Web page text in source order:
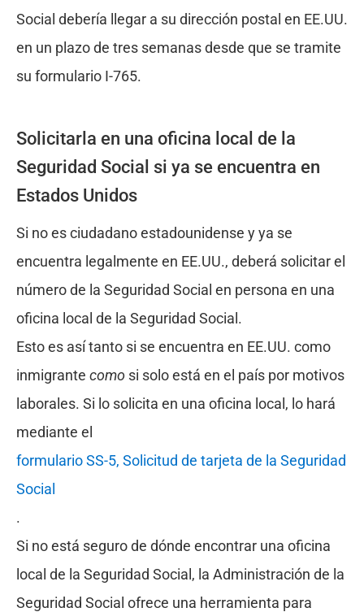
Social debería llegar a su dirección postal en EE.UU.
en un plazo de tres semanas desde que se tramite
su formulario I-765.
Solicitarla en una oficina local de la
Seguridad Social si ya se encuentra en
Estados Unidos
Si no es ciudadano estadounidense y ya se
encuentra legalmente en EE.UU., deberá solicitar el
número de la Seguridad Social en persona en una
oficina local de la Seguridad Social.
Esto es así tanto si se encuentra en EE.UU. como
inmigrante como si solo está en el país por motivos
laborales. Si lo solicita en una oficina local, lo hará
mediante el
formulario SS-5, Solicitud de tarjeta de la Seguridad
Social
.
Si no está seguro de dónde encontrar una oficina
local de la Seguridad Social, la Administración de la
Seguridad Social ofrece una herramienta para